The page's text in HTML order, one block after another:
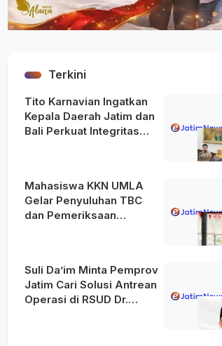
Terkini
Tito Karnavian Ingatkan
Kepala Daerah Jatim dan
Bali Perkuat Integritas
Mahasiswa KKN UMLA
Gelar Penyuluhan TBC
dan Pemeriksaan
Suli Da’im Minta Pemprov
Jatim Cari Solusi Antrean
Operasi di RSUD Dr.